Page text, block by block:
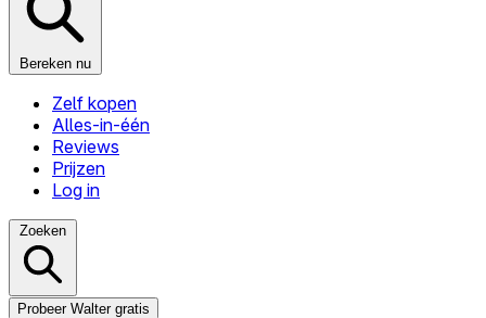
Bereken nu
Zelf kopen
Alles-in-één
Reviews
Prijzen
Log in
Zoeken
Probeer Walter gratis